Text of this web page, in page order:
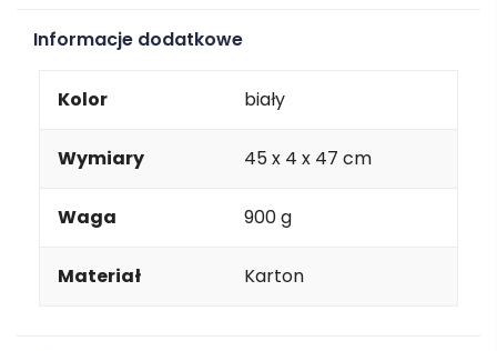
Informacje dodatkowe
Kolor biały
Wymiary 45 x 4 x 47 cm
Waga 900 g
Materiał Karton